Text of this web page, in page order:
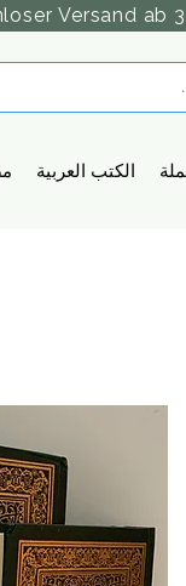
Versand ab
الكتب العربية